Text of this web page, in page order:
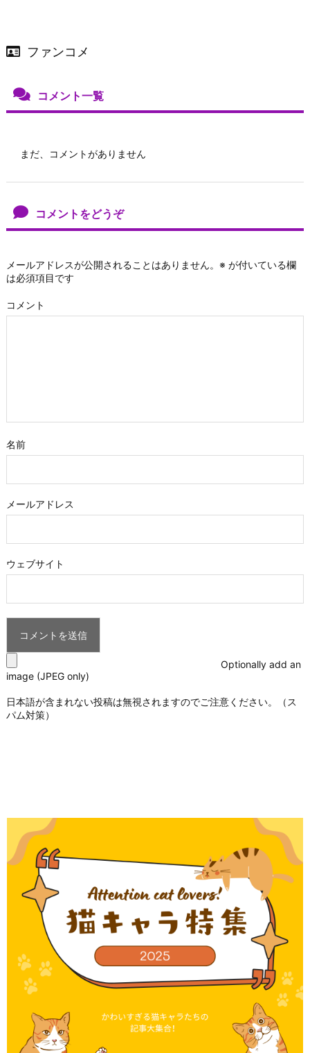
ファンコメ
コメント一覧
まだ、コメントがありません
コメントをどうぞ
メールアドレスが公開されることはありません。 ※ が付いている欄
は必須項目です
コメント
名前
メールアドレス
ウェブサイト
Optionally add an
image (JPEG only)
日本語が含まれない投稿は無視されますのでご注意ください。（ス
パム対策）